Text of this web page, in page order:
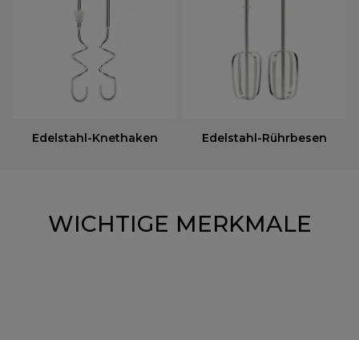
Edelstahl-Knethaken Edelstahl-Rührbesen
WICHTIGE MERKMALE